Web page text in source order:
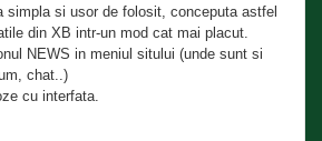
simpla si usor de folosit, conceputa astfel
din XB intr-un mod cat mai placut.
NEWS in meniul sitului (unde sunt si
chat..)
cu interfata.